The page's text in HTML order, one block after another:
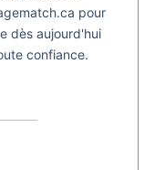
pour
dès aujourd'hui
confiance.